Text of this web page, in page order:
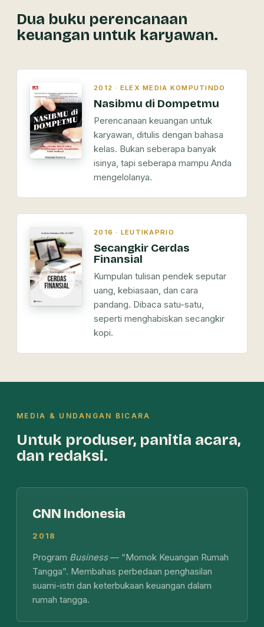
Dua buku perencanaan
keuangan untuk karyawan.
2012 · ELEX MEDIA KOMPUTINDO
Nasibmu di Dompetmu
Perencanaan keuangan untuk
karyawan, ditulis dengan bahasa
kelas. Bukan seberapa banyak
isinya, tapi seberapa mampu Anda
mengelolanya.
2016 · LEUTIKAPRIO
Secangkir Cerdas
Finansial
Kumpulan tulisan pendek seputar
uang, kebiasaan, dan cara
pandang. Dibaca satu-satu,
seperti menghabiskan secangkir
kopi.
MEDIA & UNDANGAN BICARA
Untuk produser, panitia acara,
dan redaksi.
CNN Indonesia
2018
Program Business— “Momok Keuangan Rumah
Tangga”. Membahas perbedaan penghasilan
suami-istri dan keterbukaan keuangan dalam
rumah tangga.